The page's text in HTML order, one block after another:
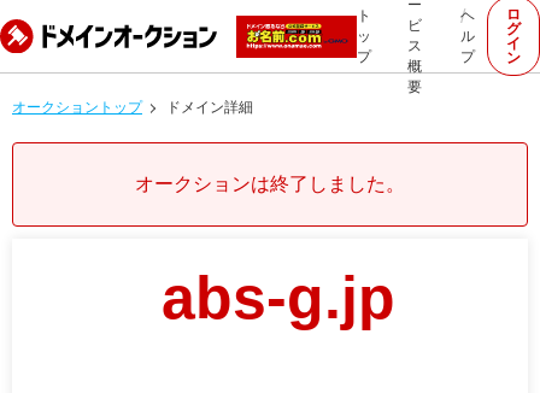
ト
ッ
プ
ー
ビ
ス
概
要
ヘ
ル
プ
ロ
グ
イ
ン
オークショントップ ドメイン詳細
オークションは終了しました。
abs-g.jp